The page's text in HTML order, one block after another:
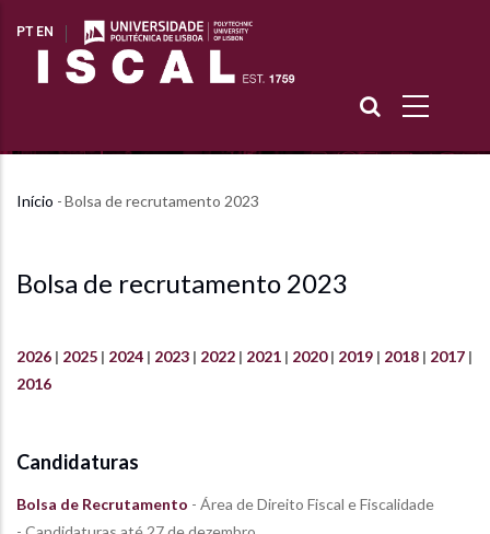
para
PT EN
BANNER
Navegação
Início -Bolsa de recrutamento 2023
Bolsa de recrutamento 2023
2026 | 2025 | 2024 | 2023 | 2022 | 2021 | 2020| 2019 | 2018 | 2017 |
2016
Candidaturas
Bolsa de Recrutamento - Área de Direito Fiscal e Fiscalidade